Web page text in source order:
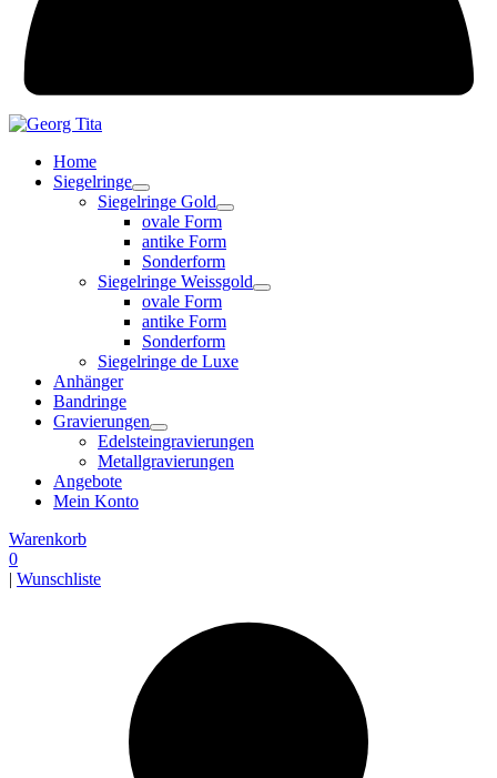
Home
Siegelringe
Siegelringe Gold
ovale Form
antike Form
Sonderform
Siegelringe Weissgold
ovale Form
antike Form
Sonderform
Siegelringe de Luxe
Anhänger
Bandringe
Gravierungen
Edelsteingravierungen
Metallgravierungen
Angebote
Mein Konto
Warenkorb
0
| Wunschliste